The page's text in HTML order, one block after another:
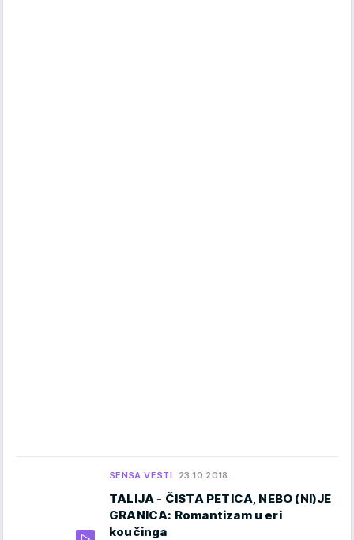
SENSA VESTI 23.10.2018.
TALIJA - ČISTA PETICA, NEBO (NI)JE
GRANICA: Romantizam u eri
koučinga